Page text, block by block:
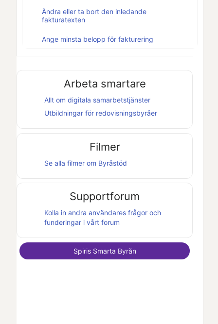
Ändra eller ta bort den inledande
fakturatexten
Ange minsta belopp för fakturering
Arbeta smartare
Allt om digitala samarbetstjänster
Utbildningar för redovisningsbyråer
Filmer
Se alla filmer om Byråstöd
Supportforum
Kolla in andra användares frågor och
funderingar i vårt forum
Spiris Smarta Byrån